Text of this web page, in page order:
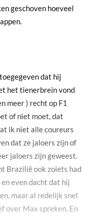
geschoven hoeveel
dat hij
het tienerbrein vond
meer ) recht op F1
of niet moet, dat
ik niet alle coureurs
dat ze jaloers zijn of
jaloers zijn geweest.
Brazilië ook zoiets had
even dacht dat hij
maar al redelijk snel
over Max spreken. En